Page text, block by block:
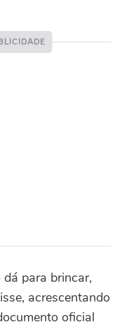
para brincar,
acrescentando
oficial